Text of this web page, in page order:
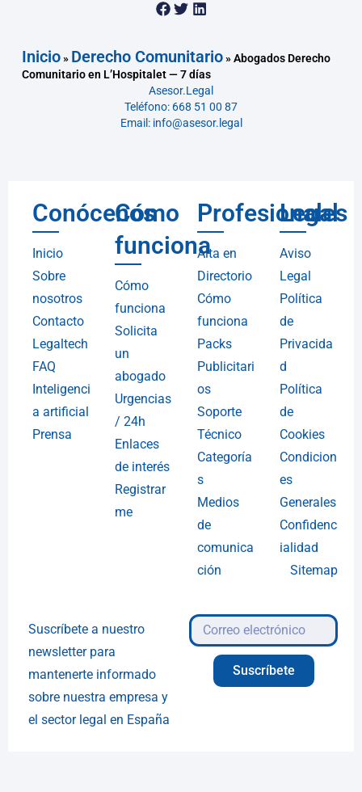
Inicio» Derecho Comunitario»Abogados Derecho
Comunitario en L’Hospitalet — 7 días
Asesor.Legal
Teléfono: 668 51 00 87
Email: info@asesor.legal
Conócenos
Inicio
Sobre
nosotros
Contacto
Legaltech
FAQ
Inteligenci
a artificial
Prensa
Cómo
funciona
Cómo
funciona
Solicita
un
abogado
Urgencias
/ 24h
Enlaces
de interés
Registrar
me
Profesionales
Alta en
Directorio
Cómo
funciona
Packs
Publicitari
os
Soporte
Técnico
Categoría
s
Medios
de
comunica
ción
Legal
Aviso
Legal
Política
de
Privacida
d
Política
de
Cookies
Condicion
es
Generales
Confidenc
ialidad
Sitemap
Suscríbete a nuestro
newsletter para
mantenerte informado
sobre nuestra empresa y
el sector legal en España
Suscríbete